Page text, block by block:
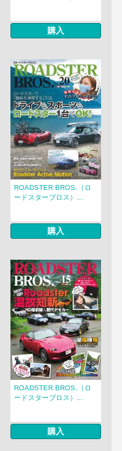
購入
ROADSTER BROS.（ロ
ードスターブロス）...
購入
ROADSTER BROS.（ロ
ードスターブロス）...
購入